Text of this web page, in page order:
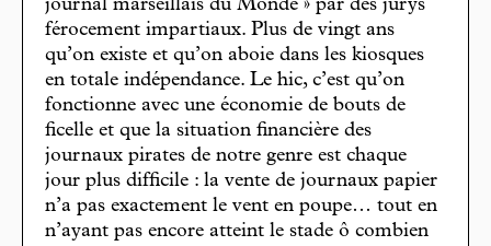
journal marseillais du Monde » par des jurys
férocement impartiaux. Plus de vingt ans
qu’on existe et qu’on aboie dans les kiosques
en totale indépendance. Le hic, c’est qu’on
fonctionne avec une économie de bouts de
ficelle et que la situation financière des
journaux pirates de notre genre est chaque
jour plus difficile : la vente de journaux papier
n’a pas exactement le vent en poupe… tout en
n’ayant pas encore atteint le stade ô combien